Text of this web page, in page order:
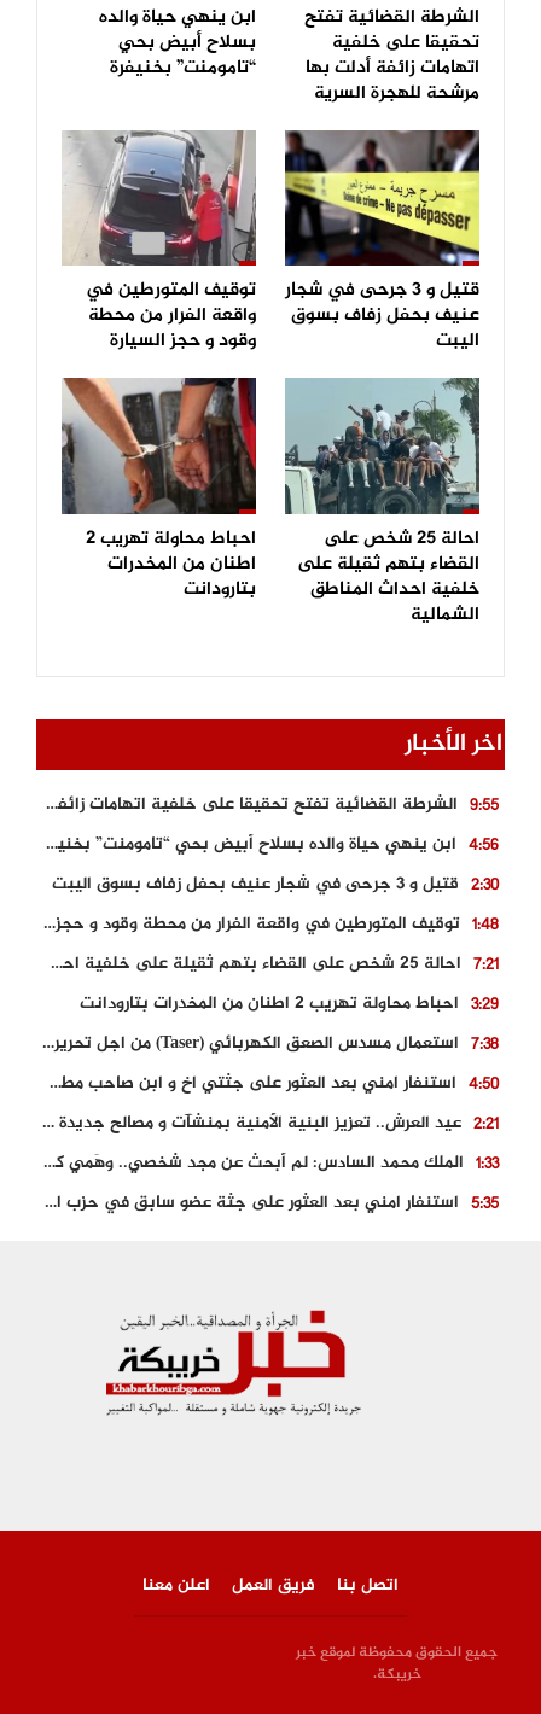
الشرطة القضائية تفتح
تحقيقا على خلفية
اتهامات زائفة أدلت بها
مرشحة للهجرة السرية
ابن ينهي حياة والده
بسلاح أبيض بحي
“تامومنت” بخنيفرة
قتيل و 3 جرحى في شجار
عنيف بحفل زفاف بسوق
اليبت
توقيف المتورطين في
واقعة الفرار من محطة
وقود و حجز السيارة
احالة 25 شخص على
القضاء بتهم ثقيلة على
خلفية احداث المناطق
الشمالية
احباط محاولة تهريب 2
اطنان من المخدرات
بتارودانت
اخر الأخبار
9:55
الشرطة القضائية تفتح تحقيقا على خلفية اتهامات زائفة أدلت بها مرشحة للهجرة السرية
4:56
ابن ينهي حياة والده بسلاح أبيض بحي “تامومنت” بخنيفرة
2:30 قتيل و 3 جرحى في شجار عنيف بحفل زفاف بسوق اليبت
1:48
توقيف المتورطين في واقعة الفرار من محطة وقود و حجز السيارة
7:21
احالة 25 شخص على القضاء بتهم ثقيلة على خلفية احداث المناطق الشمالية
3:29 احباط محاولة تهريب 2 اطنان من المخدرات بتارودانت
7:38
استعمال مسدس الصعق الكهربائي (Taser) من اجل تحرير شابة محتجزة
4:50
استنفار امني بعد العثور على جثتي اخ و ابن صاحب مطعم اسماك مشهور بطنجة
2:21
عيد العرش.. تعزيز البنية الأمنية بمنشآت و مصالح جديدة بكل من الحسيمة – فاس و الناظور
1:33
الملك محمد السادس: لم أبحث عن مجد شخصي.. وهَمي كرامة المغاربة
5:35
استنفار امني بعد العثور على جثة عضو سابق في حزب المصباح بالقنيطرة..
العثور على سبعينية جثة هامدة بمقر سكناها بمراكش
اتصل بنا فريق العمل اعلن معنا
جميع الحقوق محفوظة لموقع خبر
خريبكة.